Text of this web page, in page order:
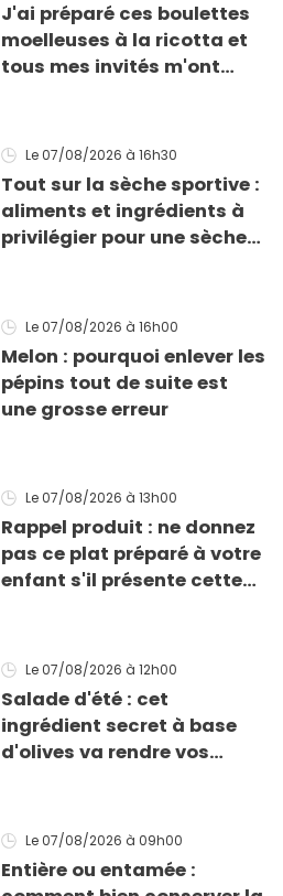
J'ai préparé ces boulettes
moelleuses à la ricotta et
tous mes invités m'ont
Le 07/08/2026 à 16h30
Tout sur la sèche sportive :
aliments et ingrédients à
privilégier pour une sèche
Le 07/08/2026 à 16h00
Melon : pourquoi enlever les
pépins tout de suite est
une grosse erreur
Le 07/08/2026 à 13h00
Rappel produit : ne donnez
pas ce plat préparé à votre
enfant s'il présente cette
Le 07/08/2026 à 12h00
Salade d'été : cet
ingrédient secret à base
d'olives va rendre vos
Le 07/08/2026 à 09h00
Entière ou entamée :